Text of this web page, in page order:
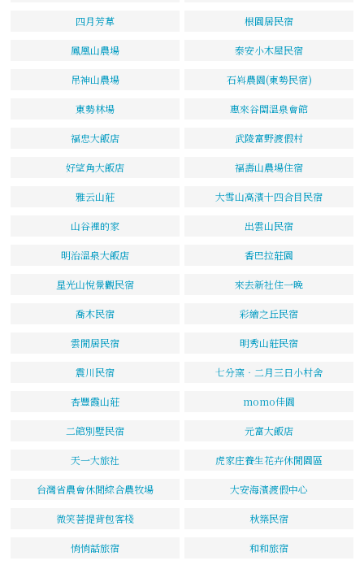
四月芳草 根園居民宿
鳳凰山農場 泰安小木屋民宿
吊神山農場 石嵙農園(東勢民宿)
東勢林場 惠來谷關溫泉會館
福忠大飯店 武陵富野渡假村
好望角大飯店 福壽山農場住宿
雅云山莊 大雪山高濱十四合目民宿
山谷裡的家 出雲山民宿
明治溫泉大飯店 香巴拉莊園
星光山悅景觀民宿 來去新社住一晚
喬木民宿 彩繪之丘民宿
雲閒居民宿 明秀山莊民宿
震川民宿 七分窯‧二月三日小村舍
杏豐霞山莊 momo佳園
二館別墅民宿 元富大飯店
天一大旅社 虎家庄養生花卉休閒園區
台灣省農會休閒綜合農牧場 大安海濱渡假中心
微笑菩提背包客棧 秋築民宿
悄悄話旅宿 和和旅宿